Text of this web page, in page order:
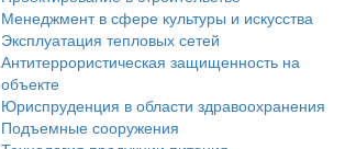
Менеджмент в сфере культуры и искусства
Эксплуатация тепловых сетей
Антитеррористическая защищенность на
объекте
Юриспруденция в области здравоохранения
Подъемные сооружения